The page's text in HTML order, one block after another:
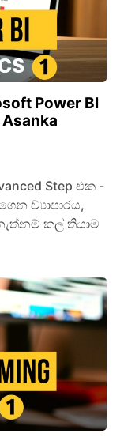
Power BI
Step එක -
ව්‍යාපාරය,
කල් තියාම